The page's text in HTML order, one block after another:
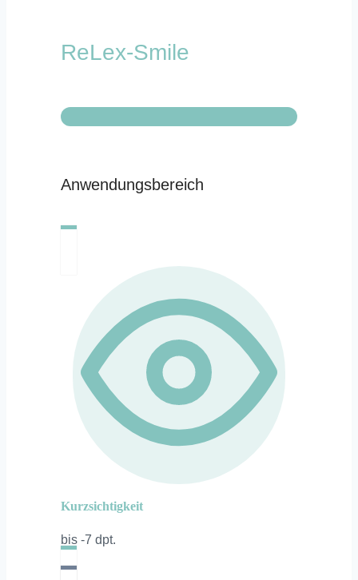
ReLex-Smile
Anwendungsbereich
Kurzsichtigkeit
bis -7 dpt.